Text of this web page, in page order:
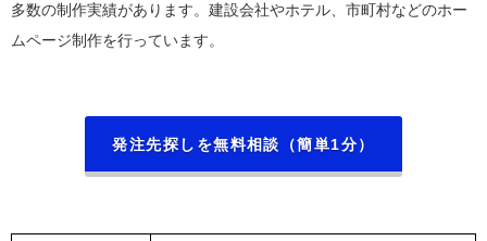
多数の制作実績があります。建設会社やホテル、市町村などのホー
ムページ制作を行っています。
発注先探しを無料相談（簡単1分）